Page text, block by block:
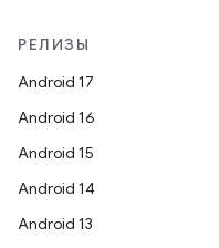
РЕЛИЗЫ
Android 17
Android 16
Android 15
Android 14
Android 13